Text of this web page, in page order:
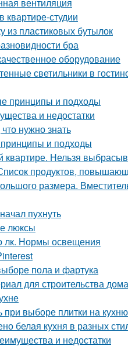
студии
из пластиковых бутылок
бра
оборудование
светильники в
принципы и подходы
и недостатки
нужно знать
и подходы
Нельзя
продуктов,
размера.
пухнуть
люксы
лк. Нормы освещения
пола и фартука
для строительства дома
при выборе плитки на кухню
белая кухня в разных
и недостатки